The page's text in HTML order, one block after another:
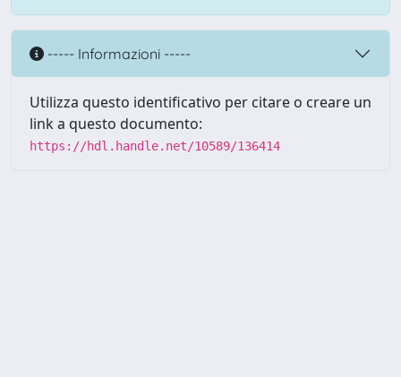
----- Informazioni -----
Utilizza questo identificativo per citare o creare un
link a questo documento:
https://hdl.handle.net/10589/136414